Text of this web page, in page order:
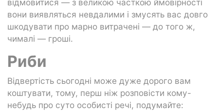
вони виявляться невдалими і змусять вас довго
шкодувати про марно витрачені — до того ж,
чималі — гроші.
Риби
Відвертість сьогодні може дуже дорого вам
коштувати, тому, перш ніж розповісти кому-
небудь про суто особисті речі, подумайте: